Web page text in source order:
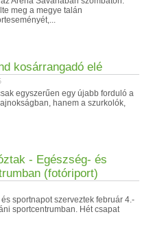
meg a megye talán
kosárrangadó elé
egyszerűen egy újabb forduló a
hanem a szurkolók,
- Egészség- és
(fotóriport)
sportnapot szerveztek február 4.-
sportcentrumban. Hét csapat